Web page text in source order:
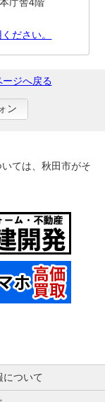
ださい。
ージへ戻る
ン
ては、秋田市がそ
について